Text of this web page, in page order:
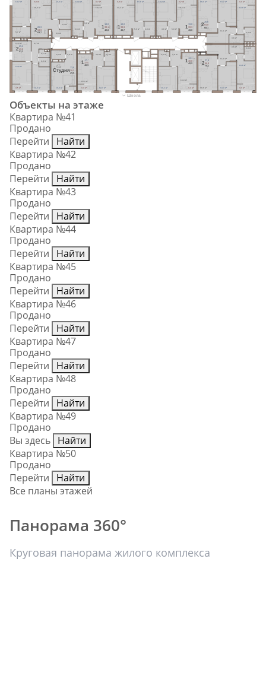
12,7 м²
4,7 м²
15,3 м²
4,8 м²
3,4 м²
1
12,7
37,5
40,9
3,8 м² 3,8 м²
13,6 м²
7,1 м²
Cтудия
13,6
28,3
29,8
2,1 м²
3,5 м²
12,6 м²
12,6 м²
11,0 м² 8,7 м²
2,8 м²
2
25,2
49,8
53,3
3,8 м²
14,7 м²
5,7 м²
3,3 м²
11,6 м²
18,0 м²
6,6 м²
2
26,3
59,9
63,7
13,0 м²
4,6 м²
5,0 м²
3,7 м²
16,5 м²
1
13,0
39,1
42,8
13,0 м²
4,8 м²
5,0 м²
3,8 м²
17,1 м²
1
13,0
39,9
43,7
13,0 м²
4,8 м² 5,0 м²
3,7 м²
16,5 м²
1
13,0
39,3
43,0
3,3 м²
19,1 м²
12,9 м²
3,6 м²
4,4 м²
13,7 м²
11,1 м²
2
26,6
64,8
68,1
19,9 м²
13,6 м²
3,6 м²
4,4 м²
14,3 м²
11,0 м²
3,3 м²
2
27,9
66,8
70,1
3,4 м²
13,1 м²
4,8 м² 4,9 м²
16,0 м²
1
13,1
38,8
42,2
Школа
Объекты на этаже
Квартира №41
Продано
Перейти
Найти
Квартира №42
Продано
Перейти
Найти
Квартира №43
Продано
Перейти
Найти
Квартира №44
Продано
Перейти
Найти
Квартира №45
Продано
Перейти
Найти
Квартира №46
Продано
Перейти
Найти
Квартира №47
Продано
Перейти
Найти
Квартира №48
Продано
Перейти
Найти
Квартира №49
Продано
Вы здесь Найти
Квартира №50
Продано
Перейти
Найти
Все планы этажей
Панорама 360°
Круговая панорама жилого комплекса